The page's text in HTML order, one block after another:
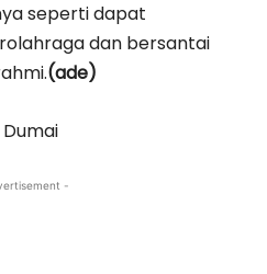
seperti dapat
dan bersantai
(ade)
Dumai
-